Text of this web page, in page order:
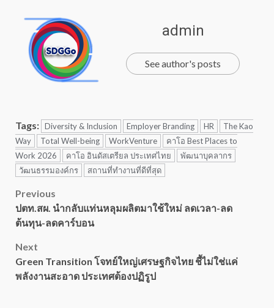
admin
See author's posts
Tags: Diversity & Inclusion Employer Branding HR
The Kao
Way
Total Well-being WorkVenture
คาโอ Best Places to
Work 2026
คาโอ อินดัสเตรียล ประเทศไทย
พัฒนาบุคลากร
วัฒนธรรมองค์กร
สถานที่ทำงานที่ดีที่สุด
Post
navigation
Previous
ปตท.สผ. นำกลับแท่นหลุมผลิตมาใช้ใหม่ ลดเวลา-ลด
ต้นทุน-ลดคาร์บอน
Next
Green Transition โจทย์ใหญ่เศรษฐกิจไทย ชี้ไม่ใช่แค่
พลังงานสะอาด ประเทศต้องปฏิรูป